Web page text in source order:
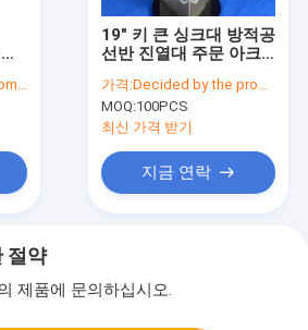
19" 키 큰 싱크대 방적공
선반 진열대 주문 아크
가격:Decided by the product specifications
MOQ:100PCS
최신 가격 받기
지금 연락
절약
제품에 문의하십시오.